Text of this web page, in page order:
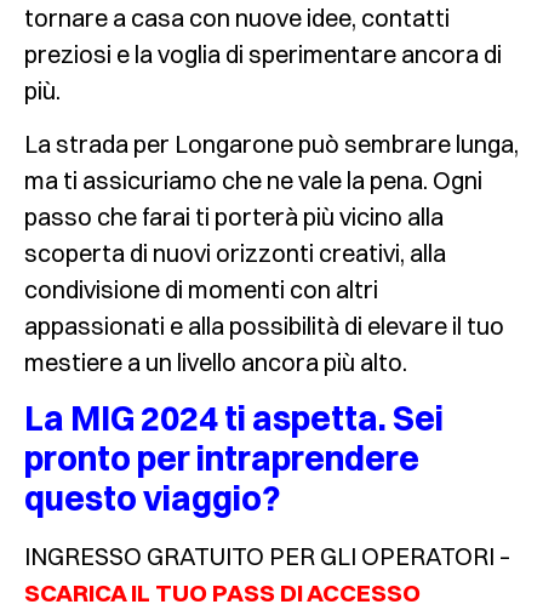
tornare a casa con nuove idee, contatti
preziosi e la voglia di sperimentare ancora di
più.
La strada per Longarone può sembrare lunga,
ma ti assicuriamo che ne vale la pena. Ogni
passo che farai ti porterà più vicino alla
scoperta di nuovi orizzonti creativi, alla
condivisione di momenti con altri
appassionati e alla possibilità di elevare il tuo
mestiere a un livello ancora più alto.
La MIG 2024 ti aspetta. Sei
pronto per intraprendere
questo viaggio?
INGRESSO GRATUITO PER GLI OPERATORI –
SCARICA IL TUO PASS DI ACCESSO